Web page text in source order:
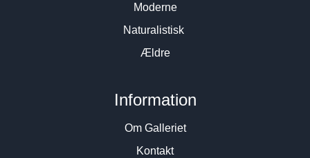
Moderne
Naturalistisk
Ældre
Information
Om Galleriet
Kontakt